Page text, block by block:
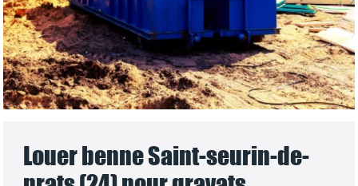
Louer benne Saint-seurin-de-